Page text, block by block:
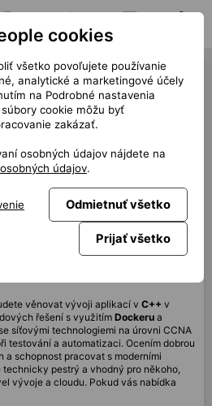
pozícia Notifikácie
(40043)
věnovat vývoji aplikací v C++ v
řešení s využitím Dockeru a
síťovými technologiemi na úrovni CCNA
testování a automatizaci. Ocením dobrou
schopnost pracovat s moderními
pestrý a vhodný pro někoho,
vývoje a cloudu. Pokud vás nabídka
cookies
všetko povoľujete používanie
analytické a marketingové účely
na Podrobné nastavenia
cookie môžu byť
zakázať.
osobných údajov nájdete na
údajov.
Odmietnuť všetko
Prijať všetko